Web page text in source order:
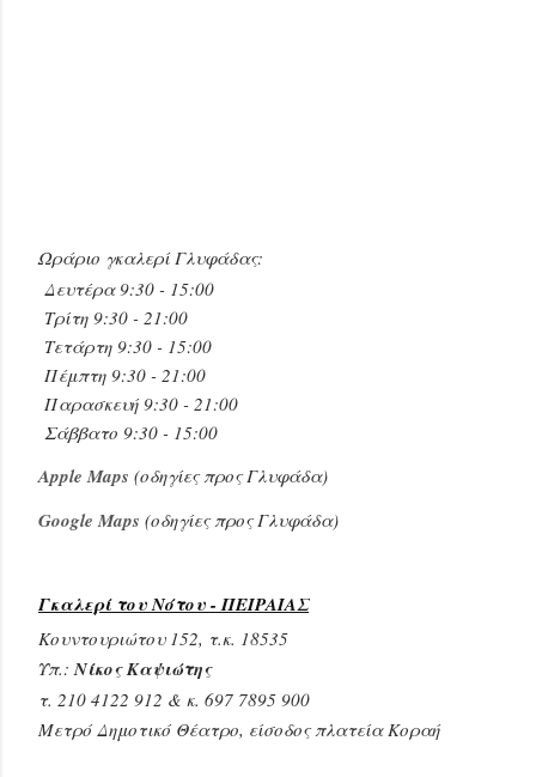
Ωράριο γκαλερί Γλυφάδας:
Δευτέρα 9:30 - 15:00
Τρίτη 9:30 - 21:00
Τετάρτη 9:30 - 15:00
Πέμπτη 9:30 - 21:00
Παρασκευή 9:30 - 21:00
Σάββατο 9:30 - 15:00
Apple Maps (οδηγίες προς Γλυφάδα)
Google Maps (οδηγίες προς Γλυφάδα)
Γκαλερί του Νότου - ΠΕΙΡΑΙΑΣ
Κουντουριώτου 152, τ.κ. 18535
Υπ.:Νίκος Καψιώτης
τ. 210 4122 912 & κ. 697 7895 900
Μετρό Δημοτικό Θέατρο, είσοδος πλατεία Κοραή